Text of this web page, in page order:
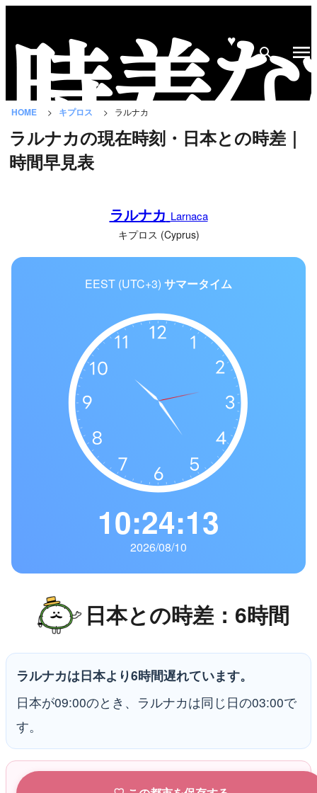
♥
HOME キプロス ラルナカ
ラルナカの現在時刻・日本との時差｜
時間早見表
ラルナカ Larnaca
キプロス (Cyprus)
EEST (UTC+3) サマータイム
10:24:14
2026/08/10
日本との時差：6時間
ラルナカは日本より6時間遅れています。
日本が09:00のとき、ラルナカは同じ日の03:00で
す。
な
と
は？